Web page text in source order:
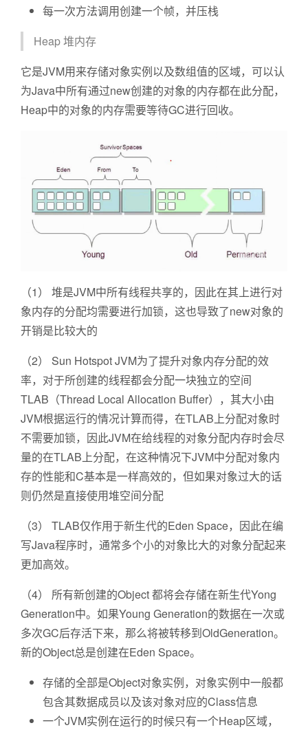
每一次方法调用创建一个帧，并压栈
Heap 堆内存
它是JVM用来存储对象实例以及数组值的区域，可以认
为Java中所有通过new创建的对象的内存都在此分配，
Heap中的对象的内存需要等待GC进行回收。
（1） 堆是JVM中所有线程共享的，因此在其上进行对
象内存的分配均需要进行加锁，这也导致了new对象的
开销是比较大的
（2） Sun Hotspot JVM为了提升对象内存分配的效
率，对于所创建的线程都会分配一块独立的空间
TLAB（Thread Local Allocation Buffer），其大小由
JVM根据运行的情况计算而得，在TLAB上分配对象时
不需要加锁，因此JVM在给线程的对象分配内存时会尽
量的在TLAB上分配，在这种情况下JVM中分配对象内
存的性能和C基本是一样高效的，但如果对象过大的话
则仍然是直接使用堆空间分配
（3） TLAB仅作用于新生代的Eden Space，因此在编
写Java程序时，通常多个小的对象比大的对象分配起来
更加高效。
（4） 所有新创建的Object 都将会存储在新生代Yong
Generation中。如果Young Generation的数据在一次或
多次GC后存活下来，那么将被转移到OldGeneration。
新的Object总是创建在Eden Space。
存储的全部是Object对象实例，对象实例中一般都
包含其数据成员以及该对象对应的Class信息
一个JVM实例在运行的时候只有一个Heap区域，